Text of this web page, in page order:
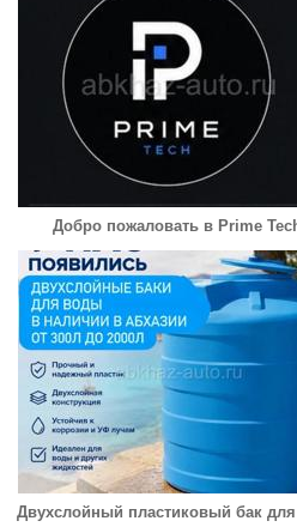
Добро пожаловать в Prime
Двухслойный пластиковый бак